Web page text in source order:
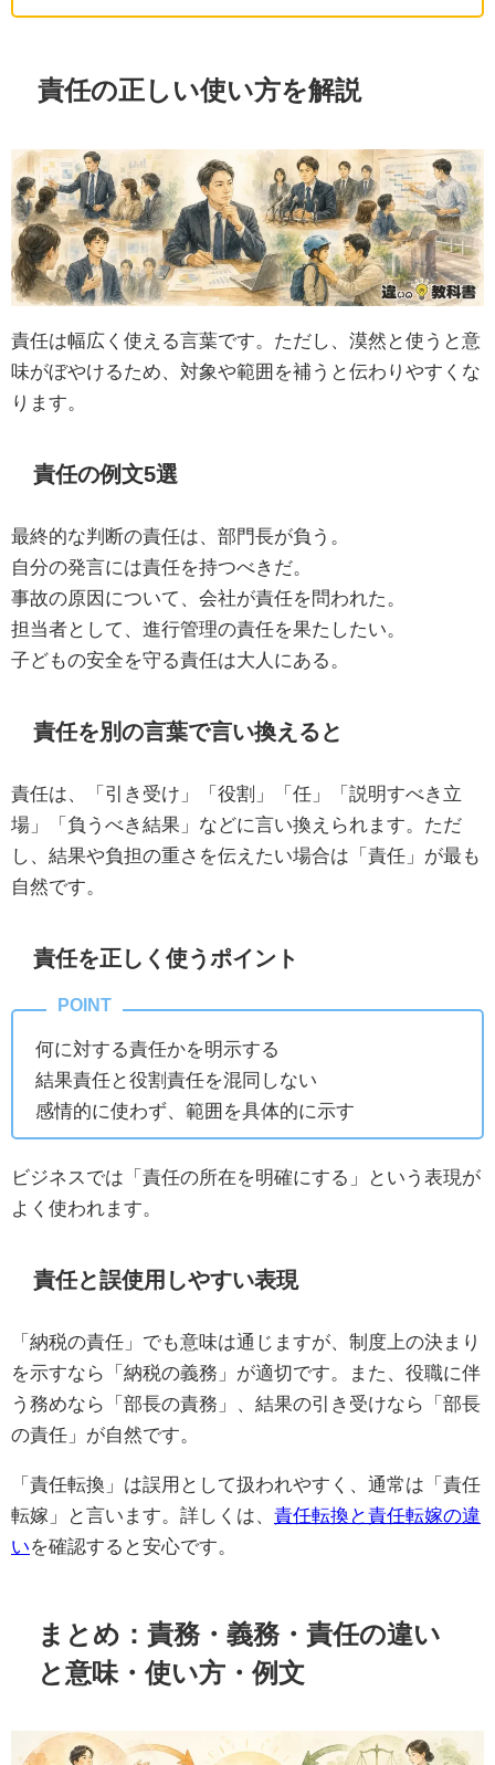
責任の正しい使い方を解説
責任は幅広く使える言葉です。ただし、漠然と使うと意
味がぼやけるため、対象や範囲を補うと伝わりやすくな
ります。
責任の例文5選
最終的な判断の責任は、部門長が負う。
自分の発言には責任を持つべきだ。
事故の原因について、会社が責任を問われた。
担当者として、進行管理の責任を果たしたい。
子どもの安全を守る責任は大人にある。
責任を別の言葉で言い換えると
責任は、「引き受け」「役割」「任」「説明すべき立
場」「負うべき結果」などに言い換えられます。ただ
し、結果や負担の重さを伝えたい場合は「責任」が最も
自然です。
責任を正しく使うポイント
何に対する責任かを明示する
結果責任と役割責任を混同しない
感情的に使わず、範囲を具体的に示す
ビジネスでは「責任の所在を明確にする」という表現が
よく使われます。
責任と誤使用しやすい表現
「納税の責任」でも意味は通じますが、制度上の決まり
を示すなら「納税の義務」が適切です。また、役職に伴
う務めなら「部長の責務」、結果の引き受けなら「部長
の責任」が自然です。
「責任転換」は誤用として扱われやすく、通常は「責任
転嫁」と言います。詳しくは、 責任転換と責任転嫁の違
いを確認すると安心です。
まとめ：責務・義務・責任の違い
と意味・使い方・例文